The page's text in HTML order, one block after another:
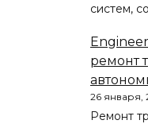
систем,
Engineer
ремонт
26 января,
Ремонт